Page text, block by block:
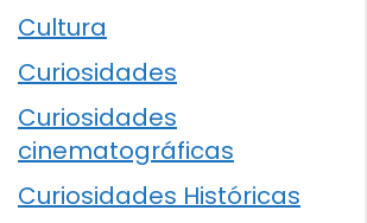
Cultura
Curiosidades
Curiosidades
cinematográficas
Curiosidades Históricas